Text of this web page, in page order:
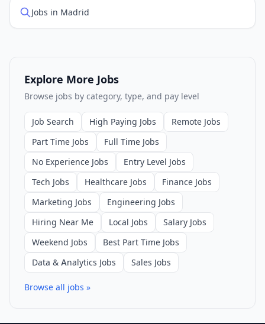
Jobs in Madrid
Explore More Jobs
Browse jobs by category, type, and pay level
Job Search High Paying Jobs
Remote Jobs
Part Time Jobs
Full Time Jobs
No Experience Jobs
Entry Level Jobs
Tech Jobs
Healthcare Jobs
Finance Jobs
Marketing Jobs
Engineering Jobs
Hiring Near Me
Local Jobs
Salary Jobs
Weekend Jobs
Best Part Time Jobs
Data & Analytics Jobs
Sales Jobs
Browse all jobs »